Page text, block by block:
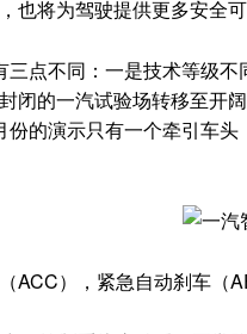
也将为驾驶提供更多安全
不同：一是技术等级不
闭的一汽试验场转移至开
的演示只有一个牵引车
），紧急自动刹车（